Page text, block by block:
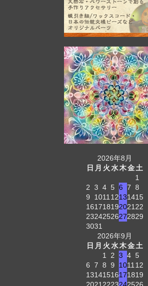
2026年8月
日 月 火水木金土
1
2 3 4 5 6 7 8
9
1011 12131415
161718192021 22
23242526272829
3031
2026年9月
日 月 火水木金土
1
2 3 4 5
6 7 8 9 1011 12
13141516171819